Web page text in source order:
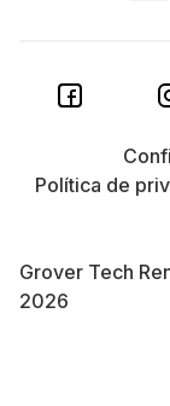
Grover Tech
2026
Política de